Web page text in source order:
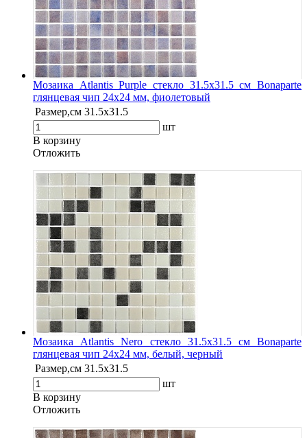
Мозаика Atlantis Purple стекло 31.5х31.5 см Bonaparte
глянцевая чип 24х24 мм, фиолетовый
Размер,см 31.5х31.5
шт
В корзину
Oтложить
Мозаика Atlantis Nero стекло 31.5х31.5 см Bonaparte
глянцевая чип 24х24 мм, белый, черный
Размер,см 31.5х31.5
шт
В корзину
Oтложить